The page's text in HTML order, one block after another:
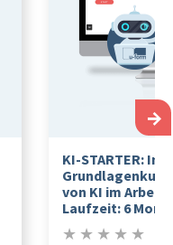
KI-STARTER:
Grundlagenkurs
von KI im
Laufzeit: 6
★ ★ ★ ★ ★
→